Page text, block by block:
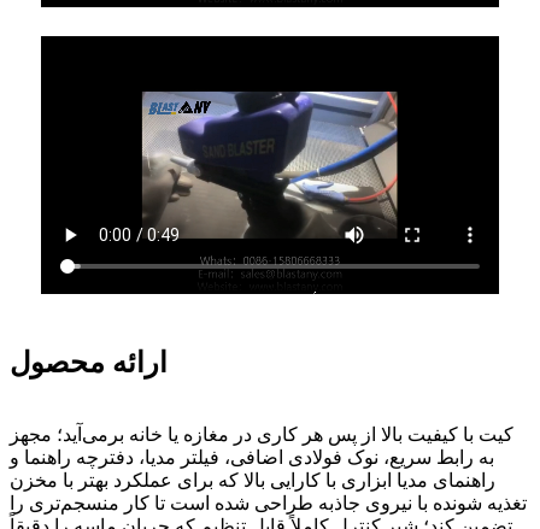
ارائه محصول
کیت با کیفیت بالا از پس هر کاری در مغازه یا خانه برمی‌آید؛ مجهز
به رابط سریع، نوک فولادی اضافی، فیلتر مدیا، دفترچه راهنما و
راهنمای مدیا ابزاری با کارایی بالا که برای عملکرد بهتر با مخزن
تغذیه شونده با نیروی جاذبه طراحی شده است تا کار منسجم‌تری را